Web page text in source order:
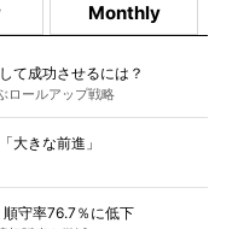
Monthly
て成功させるには？
ロールアップ戦略
大きな前進」
守率76.7％に低下